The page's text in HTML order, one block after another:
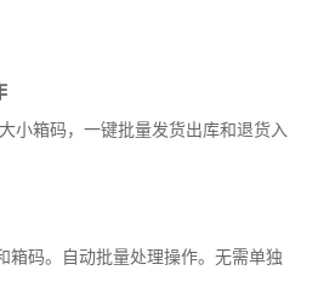
小箱码，一键批量发货出库和退货入
箱码。自动批量处理操作。无需单独